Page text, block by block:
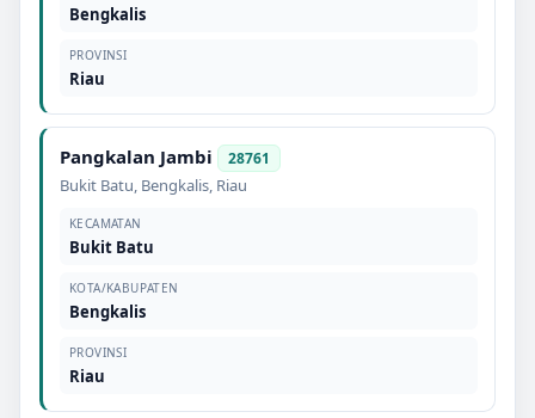
Bengkalis
PROVINSI
Riau
Pangkalan Jambi 28761
Bukit Batu, Bengkalis, Riau
KECAMATAN
Bukit Batu
KOTA/KABUPATEN
Bengkalis
PROVINSI
Riau